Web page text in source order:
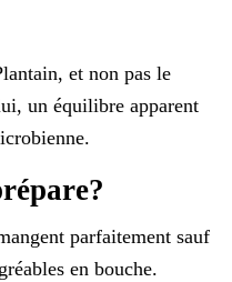
et non pas le
un équilibre apparent
parfaitement sauf
en bouche.